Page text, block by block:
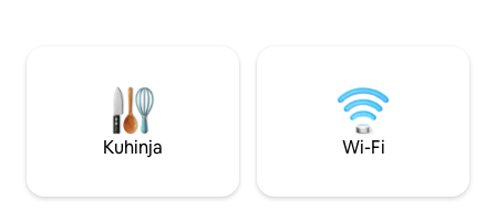
su uključene 2
osobe) i drva za
Naknada za
za dodatno
Kuhinja Wi-Fi